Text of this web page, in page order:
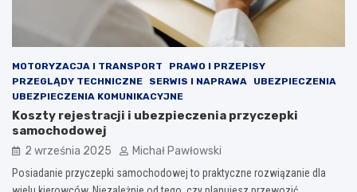
MOTORYZACJA I TRANSPORT
PRAWO I PRZEPISY
PRZEGLĄDY TECHNICZNE
SERWIS I NAPRAWA
UBEZPIECZENIA
UBEZPIECZENIA KOMUNIKACYJNE
Koszty rejestracji i ubezpieczenia przyczepki
samochodowej
2 września 2025 Michał Pawłowski
Posiadanie przyczepki samochodowej to praktyczne rozwiązanie dla